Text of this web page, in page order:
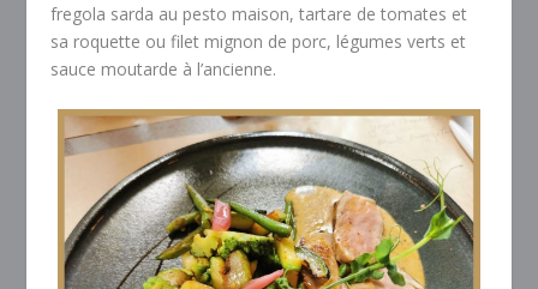
fregola sarda au pesto maison, tartare de tomates et
sa roquette ou filet mignon de porc, légumes verts et
sauce moutarde à l’ancienne.